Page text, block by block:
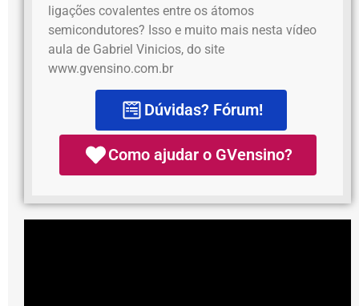
ligações covalentes entre os átomos
semicondutores? Isso e muito mais nesta vídeo
aula de Gabriel Vinicios, do site
www.gvensino.com.br
Dúvidas? Fórum!
Como ajudar o GVensino?